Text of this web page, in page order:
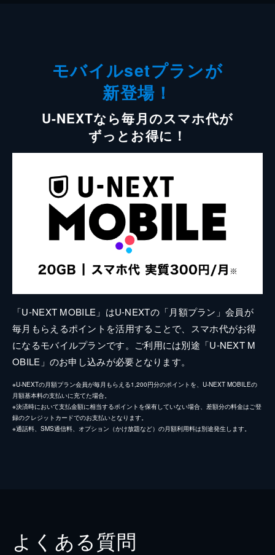
モバイルsetプランが
新登場！
U-NEXTなら毎月のスマホ代が
ずっとお得に！
「U-NEXT MOBILE」はU-NEXTの「月額プラン」会員が
毎月もらえるポイントを活用することで、スマホ代がお得
になるモバイルプランです。ご利用には別途「U-NEXT M
OBILE」のお申し込みが必要となります。
※U-NEXTの月額プラン会員が毎月もらえる1,200円分のポイントを、U-NEXT MOBILEの
月額基本料の支払いに充てた場合。
※決済時において支払金額に相当するポイントを保有していない場合、差額分の料金はご登
録のクレジットカードでのお支払いとなります。
※通話料、SMS通信料、オプション（かけ放題など）の月額利用料は別途発生します。
よくある質問